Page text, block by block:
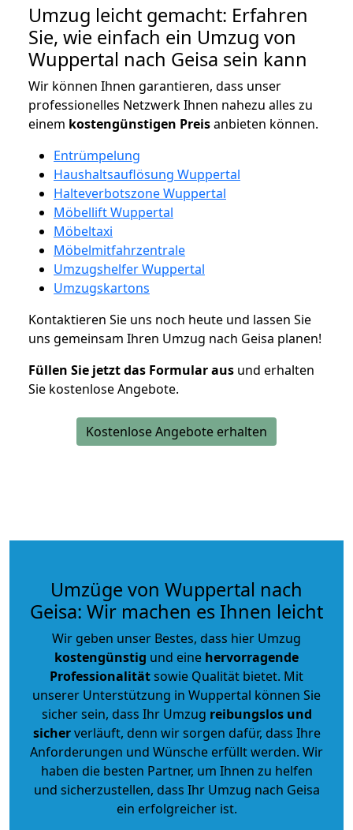
Umzug leicht gemacht: Erfahren
Sie, wie einfach ein Umzug von
Wuppertal nach Geisa sein kann
Wir können Ihnen garantieren, dass unser
professionelles Netzwerk Ihnen nahezu alles zu
einem kostengünstigen Preisanbieten können.
Entrümpelung
Haushaltsauflösung Wuppertal
Halteverbotszone Wuppertal
Möbellift Wuppertal
Möbeltaxi
Möbelmitfahrzentrale
Umzugshelfer Wuppertal
Umzugskartons
Kontaktieren Sie uns noch heute und lassen Sie
uns gemeinsam Ihren Umzug nach Geisa planen!
Füllen Sie jetzt das Formular aus und erhalten
Sie kostenlose Angebote.
Kostenlose Angebote erhalten
Umzüge von Wuppertal nach
Geisa: Wir machen es Ihnen leicht
Wir geben unser Bestes, dass hier Umzug
kostengünstig und eine hervorragende
Professionalitätsowie Qualität bietet. Mit
unserer Unterstützung in Wuppertal können Sie
sicher sein, dass Ihr Umzug reibungslos und
sicherverläuft, denn wir sorgen dafür, dass Ihre
Anforderungen und Wünsche erfüllt werden. Wir
haben die besten Partner, um Ihnen zu helfen
und sicherzustellen, dass Ihr Umzug nach Geisa
ein erfolgreicher ist.